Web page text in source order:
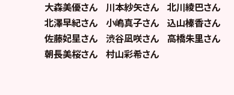
大森美優さん 川本紗矢さん 北川綾巴さん
北澤早紀さん 小嶋真子さん 込山榛香さん
佐藤妃星さん 渋谷凪咲さん 高橋朱里さん
朝長美桜さん 村山彩希さん